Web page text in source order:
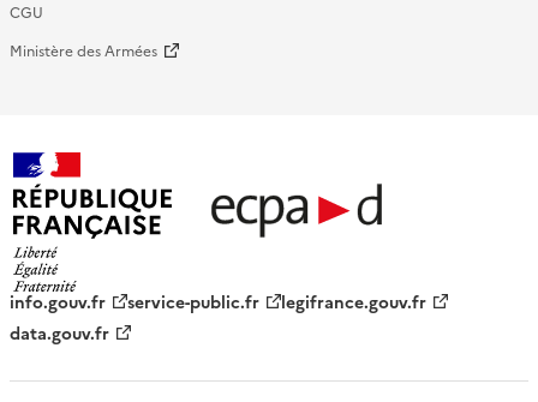
CGU
Ministère des Armées
française - ECPAD
info.gouv.fr service-public.fr
legifrance.gouv.fr
data.gouv.fr